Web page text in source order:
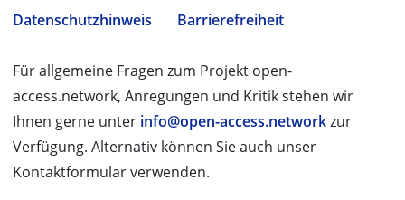
Datenschutzhinweis
Barrierefreiheit
Für allgemeine Fragen zum Projekt open-
access.network, Anregungen und Kritik stehen wir
Ihnen gerne unter info@open-access.networkzur
Verfügung. Alternativ können Sie auch unser
Kontaktformular verwenden.